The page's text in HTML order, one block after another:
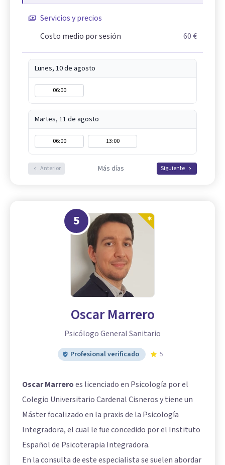
Servicios y precios
Costo medio por sesión
60 €
Lunes, 10 de agosto
06:00
Martes, 11 de agosto
06:00 13:00
Anterior Más días Siguiente
5
Oscar Marrero
Psicólogo General Sanitario
Profesional verificado 5
Oscar Marreroes licenciado en Psicología por el
Colegio Universitario Cardenal Cisneros y tiene un
Máster focalizado en la praxis de la Psicología
Integradora, el cual le fue concedido por el Instituto
Español de Psicoterapia Integradora.
En la consulta de este especialista se suelen abordar